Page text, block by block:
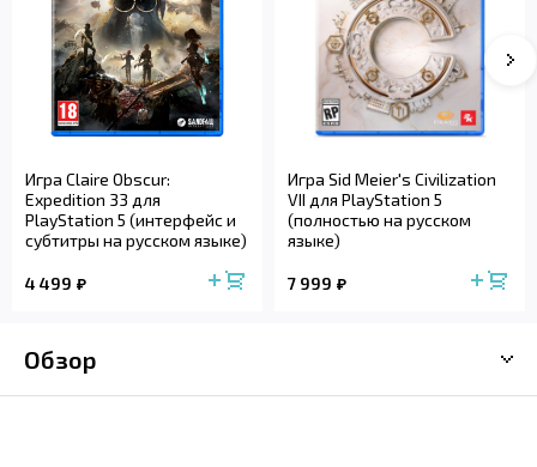
Игра Claire Obscur:
Expedition 33 для
PlayStation 5 (интерфейс и
субтитры на русском языке)
4 499
Игра Sid Meier's Civilization
VII для PlayStation 5
(полностью на русском
языке)
7 999
Обзор